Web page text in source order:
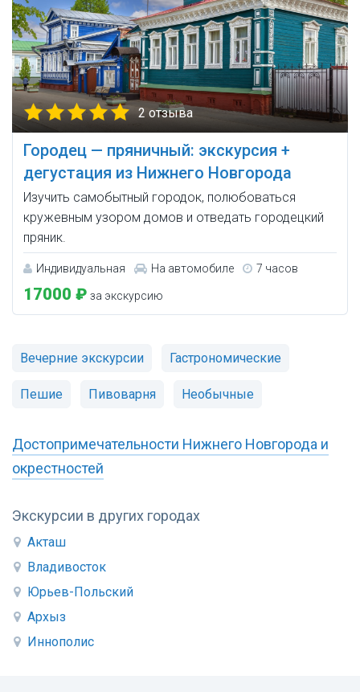
Экскурсии в других городах
Акташ
Владивосток
Юрьев-Польский
Архыз
Иннополис
2 отзыва
Городец — пряничный: экскурсия +
дегустация из Нижнего Новгорода
Изучить самобытный городок, полюбоваться
кружевным узором домов и отведать городецкий
пряник.
Индивидуальная На автомобиле 7 часов
17000 ₽ за экскурсию
Вечерние экскурсии Гастрономические
Пешие Пивоварня Необычные
Достопримечательности Нижнего Новгорода и
окрестностей